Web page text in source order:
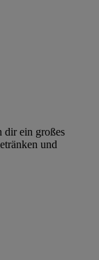
dir ein großes
und